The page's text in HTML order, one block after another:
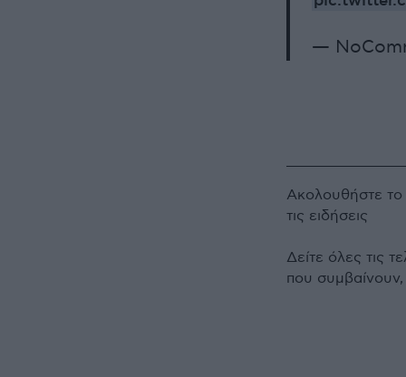
—
Ακολουθήστε το
τις ειδήσεις
Δείτε όλες τις
που συμβαίνουν,